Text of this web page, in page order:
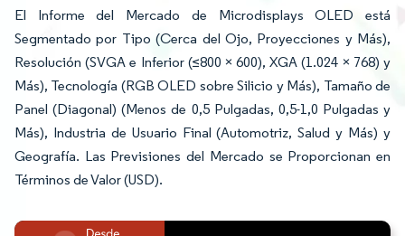
El Informe del Mercado de Microdisplays OLED está
Segmentado por Tipo (Cerca del Ojo, Proyecciones y Más),
Resolución (SVGA e Inferior (≤800 × 600), XGA (1.024 × 768) y
Más), Tecnología (RGB OLED sobre Silicio y Más), Tamaño de
Panel (Diagonal) (Menos de 0,5 Pulgadas, 0,5-1,0 Pulgadas y
Más), Industria de Usuario Final (Automotriz, Salud y Más) y
Geografía. Las Previsiones del Mercado se Proporcionan en
Términos de Valor (USD).